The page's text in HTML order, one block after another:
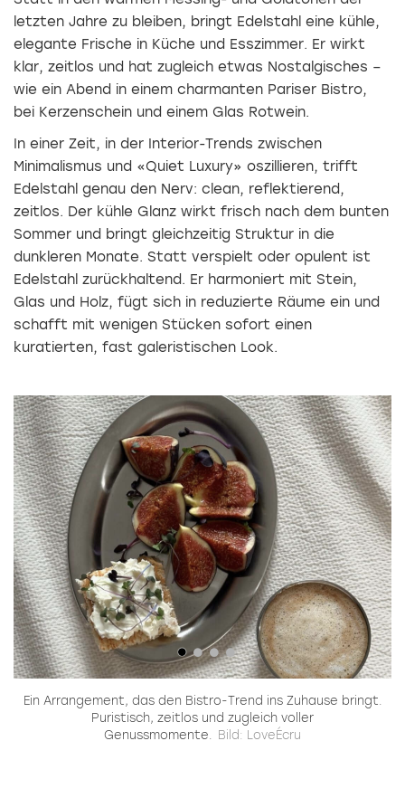
letzten Jahre zu bleiben, bringt Edelstahl eine kühle,
elegante Frische in Küche und Esszimmer. Er wirkt
klar, zeitlos und hat zugleich etwas Nostalgisches –
wie ein Abend in einem charmanten Pariser Bistro,
bei Kerzenschein und einem Glas Rotwein.
In einer Zeit, in der Interior-Trends zwischen
Minimalismus und «Quiet Luxury» oszillieren, trifft
Edelstahl genau den Nerv: clean, reflektierend,
zeitlos. Der kühle Glanz wirkt frisch nach dem bunten
Sommer und bringt gleichzeitig Struktur in die
dunkleren Monate. Statt verspielt oder opulent ist
Edelstahl zurückhaltend. Er harmoniert mit Stein,
Glas und Holz, fügt sich in reduzierte Räume ein und
schafft mit wenigen Stücken sofort einen
kuratierten, fast galeristischen Look.
Ein Arrangement, das den Bistro-Trend ins Zuhause bringt.
Puristisch, zeitlos und zugleich voller
Genussmomente. Bild: LoveÉcru